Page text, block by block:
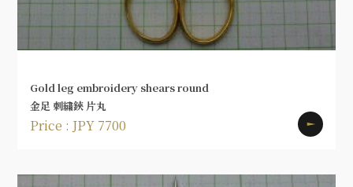
Gold leg embroidery shears round
金足 刺繍鋏 片丸
Price : JPY 7700